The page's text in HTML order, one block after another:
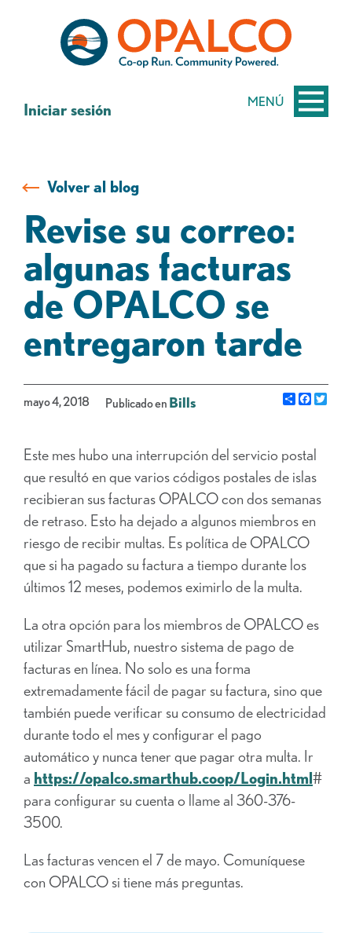
contenido
MENÚ
Iniciar sesión
Volver al blog
Revise su correo:
algunas facturas
de OPALCO se
entregaron tarde
mayo 4, 2018 Publicado en Bills Share
Este mes hubo una interrupción del servicio postal
que resultó en que varios códigos postales de islas
recibieran sus facturas OPALCO con dos semanas
de retraso. Esto ha dejado a algunos miembros en
riesgo de recibir multas. Es política de OPALCO
que si ha pagado su factura a tiempo durante los
últimos 12 meses, podemos eximirlo de la multa.
La otra opción para los miembros de OPALCO es
utilizar SmartHub, nuestro sistema de pago de
facturas en línea. No solo es una forma
extremadamente fácil de pagar su factura, sino que
también puede verificar su consumo de electricidad
durante todo el mes y configurar el pago
automático y nunca tener que pagar otra multa. Ir
a https://opalco.smarthub.coop/Login.html#
para configurar su cuenta o llame al 360-376-
3500.
Las facturas vencen el 7 de mayo. Comuníquese
con OPALCO si tiene más preguntas.